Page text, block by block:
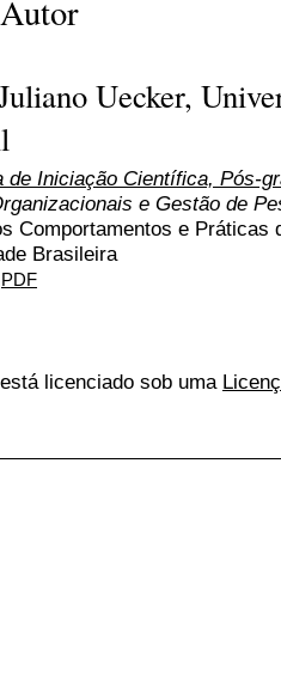
Uecker,
de Iniciação Científica, Pós-
e Gestão de
Comportamentos e Práticas
Brasileira
PDF
licenciado sob uma